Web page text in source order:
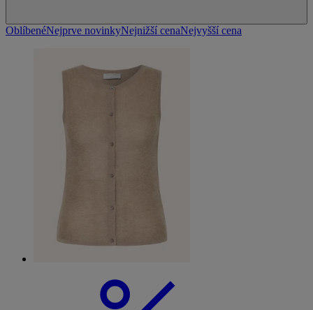
OblíbenéNejprve novinkyNejnižší cenaNejvyšší cena